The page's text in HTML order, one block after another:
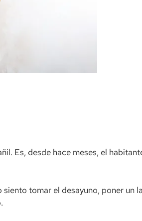
Es, desde hace meses, el
tomar el desayuno, poner un